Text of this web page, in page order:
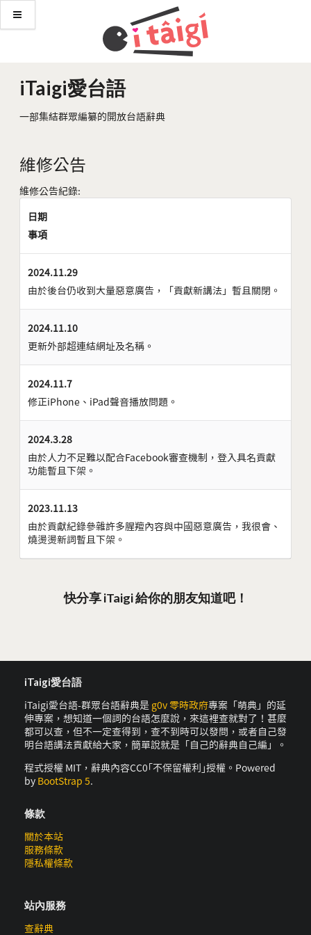
iTaigi愛台語
一部集結群眾編纂的開放台語辭典
維修公告
維修公告紀錄:
日期
事項
2024.11.29
由於後台仍收到大量惡意廣告，「貢獻新講法」暫且關閉。
2024.11.10
更新外部超連結網址及名稱。
2024.11.7
修正iPhone、iPad聲音播放問題。
2024.3.28
由於人力不足難以配合Facebook審查機制，登入具名貢獻
功能暫且下架。
2023.11.13
由於貢獻紀錄參雜許多腥羶內容與中國惡意廣告，我很會、
燒燙燙新詞暫且下架。
快分享 iTaigi 給你的朋友知道吧！
iTaigi愛台語
iTaigi愛台語-群眾台語辭典是 g0v 零時政府專案「萌典」的延
伸專案，想知道一個詞的台語怎麼說，來這裡查就對了！甚麼
都可以查，但不一定查得到，查不到時可以發問，或者自己發
明台語講法貢獻給大家，簡單說就是「自己的辭典自己編」。
程式授權 MIT，辭典內容CC0｢不保留權利｣授權。Powered
by BootStrap 5.
條款
關於本站
服務條款
隱私權條款
站內服務
查辭典